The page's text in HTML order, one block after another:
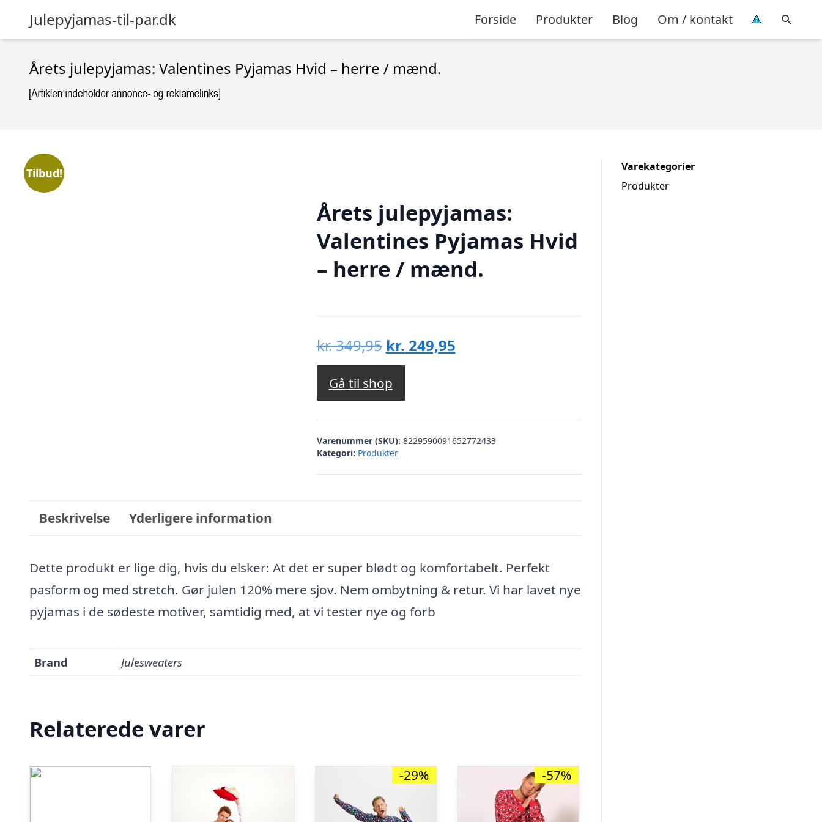
Julepyjamas-til-par.dk Forside Produkter Blog Om / kontakt
Årets julepyjamas: Valentines Pyjamas Hvid – herre / mænd.
Tilbud!
Årets julepyjamas:
Valentines Pyjamas Hvid
– herre / mænd.
kr.349,95 Den
oprindelige
pris
var:
kr. 349,95.
kr. 249,95Den
kr. 249,95.
Gå til shop
Varenummer (SKU): 8229590091652772433
Kategori: Produkter
Beskrivelse Yderligere information
Dette produkt er lige dig, hvis du elsker: At det er super blødt og komfortabelt. Perfekt
pasform og med stretch. Gør julen 120% mere sjov. Nem ombytning & retur. Vi har lavet nye
pyjamas i de sødeste motiver, samtidig med, at vi tester nye og forb
Brand Julesweaters
Relaterede varer
-29% -57%
Varekategorier
Produkter